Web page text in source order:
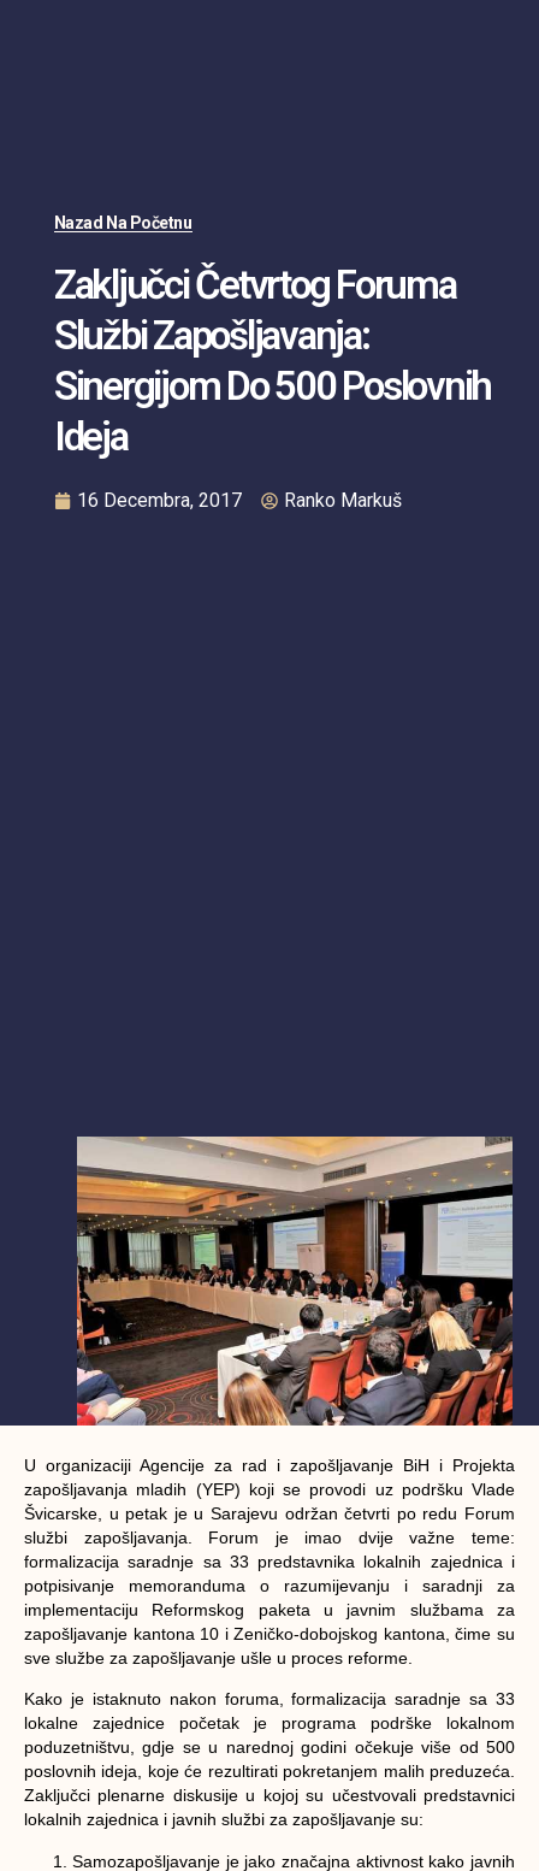
Nazad Na Početnu
Zaključci Četvrtog Foruma
Službi Zapošljavanja:
Sinergijom Do 500 Poslovnih
Ideja
16 Decembra, 2017 Ranko Markuš
U organizaciji Agencije za rad i zapošljavanje BiH i Projekta
zapošljavanja mladih (YEP) koji se provodi uz podršku Vlade
Švicarske, u petak je u Sarajevu održan četvrti po redu Forum
službi zapošljavanja. Forum je imao dvije važne teme:
formalizacija saradnje sa 33 predstavnika lokalnih zajednica i
potpisivanje memoranduma o razumijevanju i saradnji za
implementaciju Reformskog paketa u javnim službama za
zapošljavanje kantona 10 i Zeničko-dobojskog kantona, čime su
sve službe za zapošljavanje ušle u proces reforme.
Kako je istaknuto nakon foruma, formalizacija saradnje sa 33
lokalne zajednice početak je programa podrške lokalnom
poduzetništvu, gdje se u narednoj godini očekuje više od 500
poslovnih ideja, koje će rezultirati pokretanjem malih preduzeća.
Zaključci plenarne diskusije u kojoj su učestvovali predstavnici
lokalnih zajednica i javnih službi za zapošljavanje su:
Samozapošljavanje je jako značajna aktivnost kako javnih